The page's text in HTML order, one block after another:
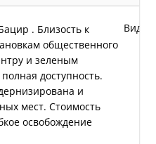
. Близость к
общественного
и зеленым
доступность.
и
мест. Стоимость
освобождение